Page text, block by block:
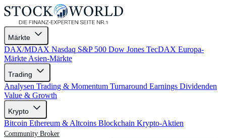
Märkte
DAX/MDAX Nasdaq S&P 500 Dow Jones TecDAX Europa-
Märkte Asien-Märkte
Trading
Analysen Trading & Momentum Turnaround Earnings Dividenden
Value & Growth
Krypto
Bitcoin Ethereum & Altcoins Blockchain Krypto-Aktien
Community Broker